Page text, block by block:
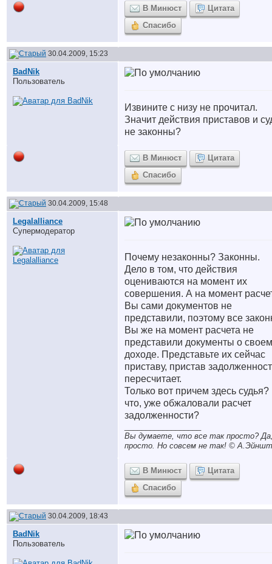
В Минюст
Цитата
Спасибо
30.04.2009, 15:23
BadNik
Пользователь
Извините с низу не прочитал.
Значит действия приставов и
не законны?
В Минюст
Цитата
Спасибо
30.04.2009, 15:48
Legalalliance
Супермодератор
Почему незаконны? Законны.
Дело в том, что действия
оцениваются на момент их
совершения. А на момент
Вы сами документов не
представили, поэтому все
Вы же на момент расчета не
представили документы о своем
доходе. Представьте их сейчас
приставу, пристав
пересчитает.
Только вот причем здесь
что, уже обжаловали расчет
задолженности?
Вы думаете, что все так просто?
просто. Но совсем не так! ©
В Минюст
Цитата
Спасибо
30.04.2009, 18:43
BadNik
Пользователь